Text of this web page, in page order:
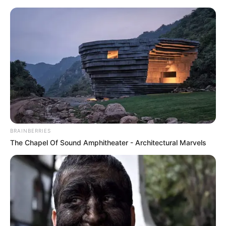
MENU
ET
WIDGETS
GNT 2022 LA 13EME ETAPE
BRAINBERRIES
The Chapel Of Sound Amphitheater - Architectural Marvels